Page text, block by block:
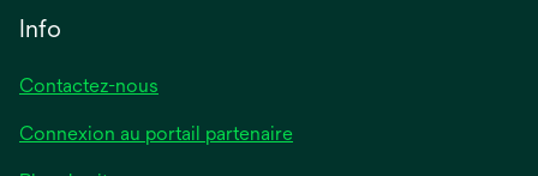
Info
Contactez-nous
Connexion au portail partenaire